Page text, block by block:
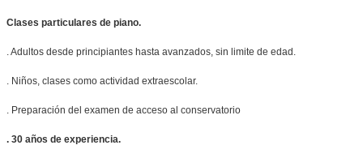
Clases particulares de piano.
. Adultos desde principiantes hasta avanzados, sin limite de edad.
. Niños, clases como actividad extraescolar.
. Preparación del examen de acceso al conservatorio
. 30 años de experiencia.